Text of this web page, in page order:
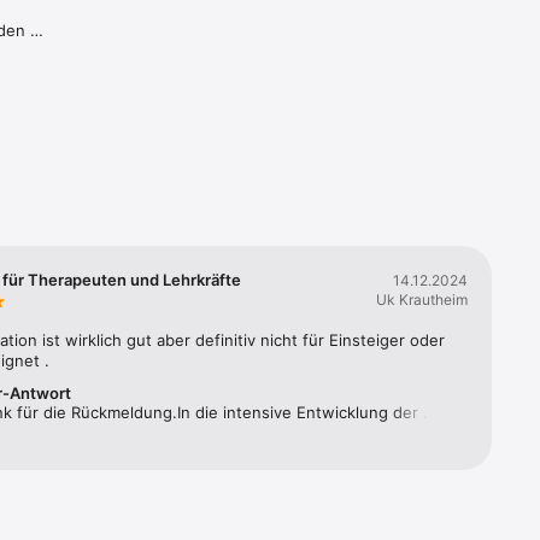
Therapeuten und Lehrkräfte
14.12.2024
Uk Krautheim
ist wirklich gut aber definitiv nicht für Einsteiger oder
.
Antwort
für die Rückmeldung.In die intensive Entwicklung der